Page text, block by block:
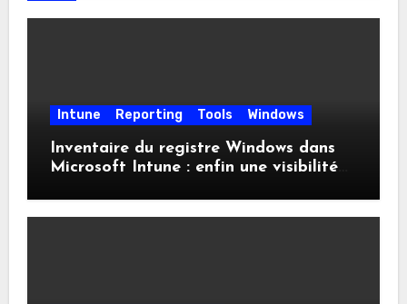
Intune Reporting Tools Windows
Inventaire du registre Windows dans
Microsoft Intune : enfin une visibilité